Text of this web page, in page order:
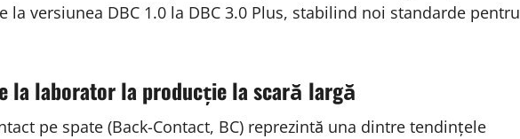
la versiunea DBC 1.0 la DBC 3.0 Plus, stabilind noi standarde pentru
la laborator la producție la scară largă
pe spate (Back-Contact, BC) reprezintă una dintre tendințele